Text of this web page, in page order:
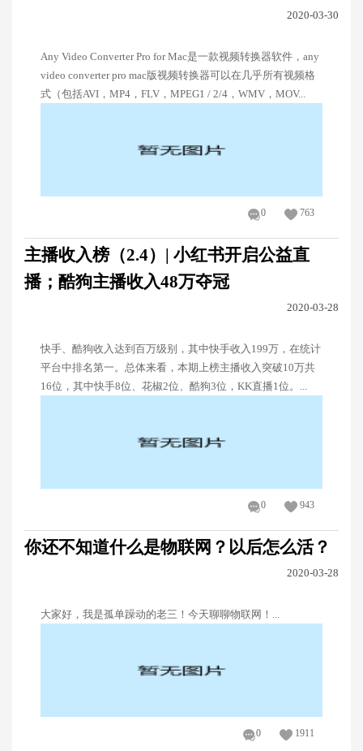
2020-03-30
Any Video Converter Pro for Mac是一款视频转换器软件，any
video converter pro mac版视频转换器可以在几乎所有视频格
式（包括AVI，MP4，FLV，MPEG1 / 2/4，WMV，MOV...
0 763
主播收入榜（2.4）| 小红书开启公益直
播；酷狗主播收入48万夺冠
2020-03-28
快手、酷狗收入达到百万级别，其中快手收入199万，在统计
平台中排名第一。总体来看，本期上榜主播收入突破10万共
16位，其中快手8位、花椒2位、酷狗3位，KK直播1位。...
0 943
你还不知道什么是物联网？以后怎么活？
2020-03-28
大家好，我是孤单躁动的老三！今天聊聊物联网！...
0 1911